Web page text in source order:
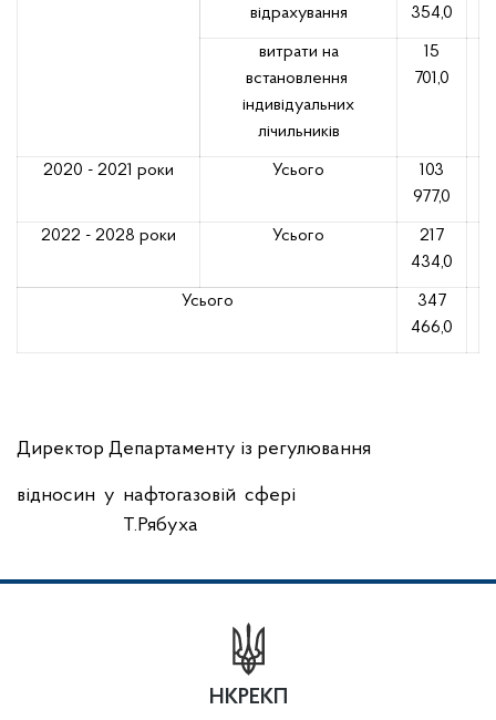
відрахування
354,0
витрати на
встановлення
індивідуальних
лічильників
15
701,0
2020 - 2021 роки Усього
103
977,0
2022 - 2028 роки Усього
217
434,0
Усього
347
466,0
Директор Департаменту із регулювання
відносин у нафтогазовій сфері
Т.Рябуха
НКРЕКП